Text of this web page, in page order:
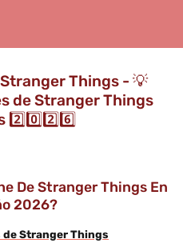
Things - 💡
de Stranger Things
2️⃣0️⃣2️⃣6️⃣
De Stranger Things En
2026?
Stranger Things